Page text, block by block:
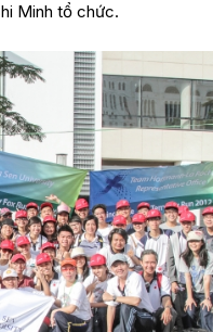
Minh tổ chức.